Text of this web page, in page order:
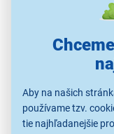
Aby na našich
používame tzv.
tie najhľadanejšie
Samoostriace
čistiaca kefka,
že strojček